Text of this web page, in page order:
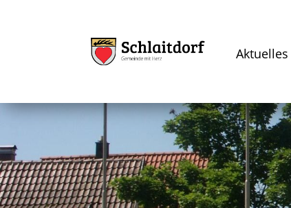
Aktuelles